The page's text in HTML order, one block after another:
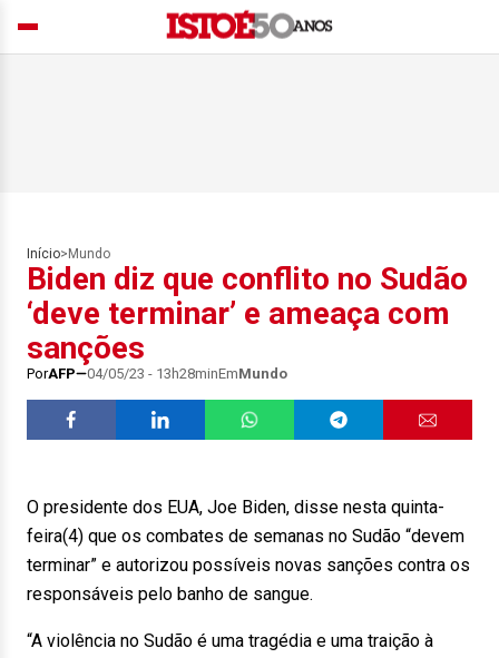
Início> Mundo
Biden diz que conflito no Sudão
‘deve terminar’ e ameaça com
sanções
PorAFP 04/05/23 - 13h28minEmMundo
O presidente dos EUA, Joe Biden, disse nesta quinta-
feira(4) que os combates de semanas no Sudão “devem
terminar” e autorizou possíveis novas sanções contra os
responsáveis pelo banho de sangue.
“A violência no Sudão é uma tragédia e uma traição à